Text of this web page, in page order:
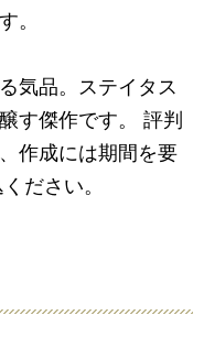
。
気品。ステイタス
す傑作です。 評判
作成には期間を要
ださい。